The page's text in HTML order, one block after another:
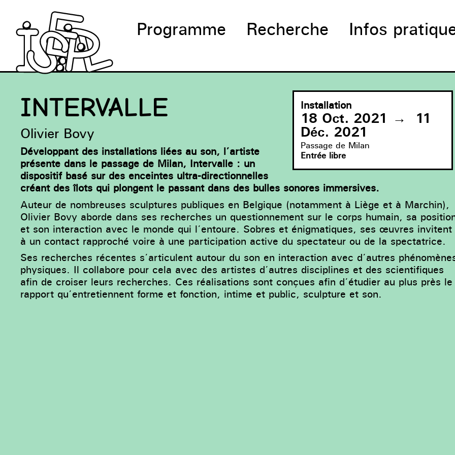
Programme Recherche Infos
Installation
18 Oct. 2021 →
11
Déc. 2021
Passage de Milan
Entrée libre
INTERVALLE
Olivier Bovy
Développant des installations liées au son, l’artiste
présente dans le passage de Milan, Intervalle : un
dispositif basé sur des enceintes ultra-directionnelles
créant des îlots qui plongent le passant dans des bulles sonores immersives.
Auteur de nombreuses sculptures publiques en Belgique (notamment à Liège et à Marchin),
Olivier Bovy aborde dans ses recherches un questionnement sur le corps humain, sa
et son interaction avec le monde qui l’entoure. Sobres et énigmatiques, ses œuvres invitent
à un contact rapproché voire à une participation active du spectateur ou de la spectatrice.
Ses recherches récentes s’articulent autour du son en interaction avec d’autres
physiques. Il collabore pour cela avec des artistes d’autres disciplines et des scientifiques
afin de croiser leurs recherches. Ces réalisations sont conçues afin d’étudier au plus près le
rapport qu’entretiennent forme et fonction, intime et public, sculpture et son.